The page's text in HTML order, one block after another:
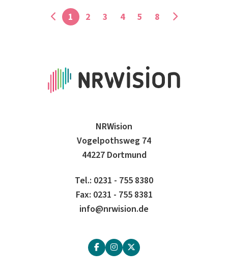
1 2 3 4 5 8
NRWision
Vogelpothsweg 74
44227 Dortmund
Tel.: 0231 - 755 8380
Fax: 0231 - 755 8381
info@nrwision.de